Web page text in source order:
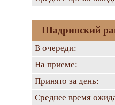
Шадринский
В очереди:
На приеме:
Принято за день:
Среднее время